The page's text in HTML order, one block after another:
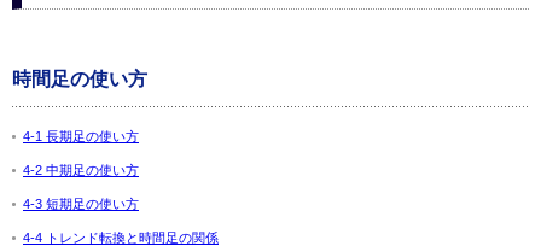
時間足の使い方
4-1 長期足の使い方
4-2 中期足の使い方
4-3 短期足の使い方
4-4 トレンド転換と時間足の関係